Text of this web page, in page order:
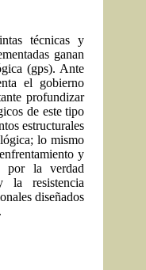
técnicas y
ganan
(gps). Ante
el gobierno
profundizar
de este tipo
estructurales
lo mismo
y
por la verdad
la resistencia
diseñados